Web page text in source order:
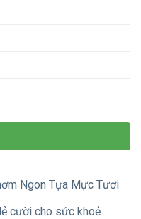
Ngon Tựa Mực Tươi
cười cho sức khoẻ